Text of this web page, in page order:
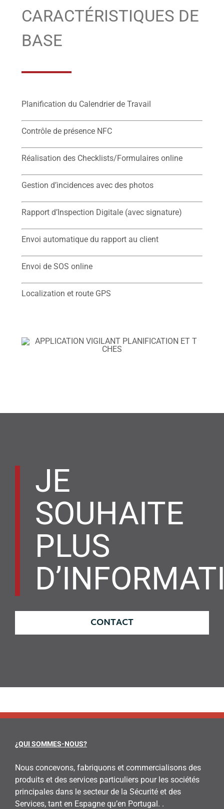
CARACTÉRISTIQUES DE
BASE
Planification du Calendrier de Travail
Contrôle de présence NFC
Réalisation des Checklists/Formulaires online
Gestion d’incidences avec des photos
Rapport d’Inspection Digitale (avec signature)
Envoi automatique du rapport au client
Envoi de SOS online
Localization et route GPS
JE
SOUHAITE
PLUS
CONTACT
¿QUI SOMMES-NOUS?
Nous concevons, fabriquons et commercialisons des
produits et des services particuliers pour les sociétés
principales dans le secteur de la Sécurité et des
Services, tant en Espagne qu’en Portugal. .